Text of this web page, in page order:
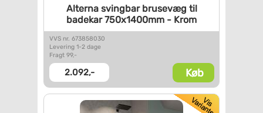
Alterna svingbar brusevæg til
badekar 750x1400mm - Krom
VVS nr. 673858030
Levering 1-2 dage
Fragt 99,-
2.092,- Køb